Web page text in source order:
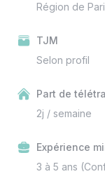
Région de
TJM
Selon profil
Part de
2j / semaine
Expérience
3 à 5 ans